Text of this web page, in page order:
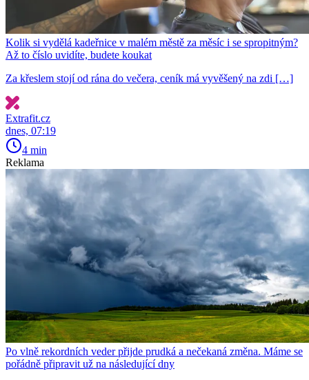
Kolik si vydělá kadeřnice v malém městě za měsíc i se spropitným?
Až to číslo uvidíte, budete koukat
Za křeslem stojí od rána do večera, ceník má vyvěšený na zdi […]
Extrafit.cz
dnes, 07:19
4 min
Reklama
Po vlně rekordních veder přijde prudká a nečekaná změna. Máme se
pořádně připravit už na následující dny